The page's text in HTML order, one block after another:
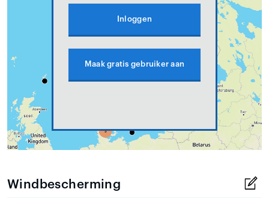
Inloggen
Maak gratis gebruiker aan
Windbescherming